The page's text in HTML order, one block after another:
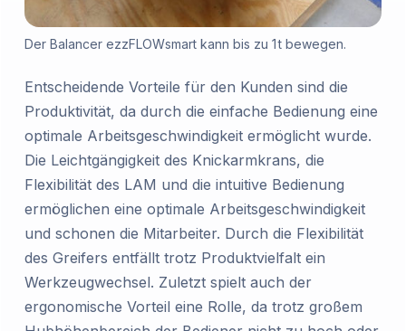
Der Balancer ezzFLOWsmart kann bis zu 1 t bewegen.
Entscheidende Vorteile für den Kunden sind die
Produktivität, da durch die einfache Bedienung eine
optimale Arbeitsgeschwindigkeit ermöglicht wurde.
Die Leichtgängigkeit des Knickarmkrans, die
Flexibilität des LAM und die intuitive Bedienung
ermöglichen eine optimale Arbeitsgeschwindigkeit
und schonen die Mitarbeiter. Durch die Flexibilität
des Greifers entfällt trotz Produktvielfalt ein
Werkzeugwechsel. Zuletzt spielt auch der
ergonomische Vorteil eine Rolle, da trotz großem